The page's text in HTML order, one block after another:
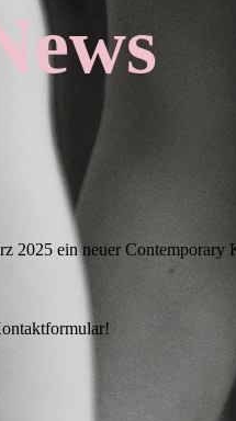
2025 ein neuer Contemporary